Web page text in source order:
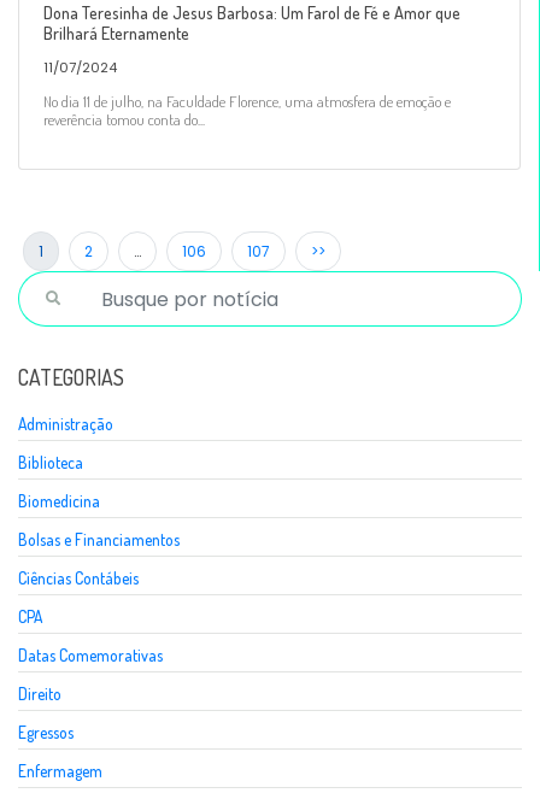
Dona Teresinha de Jesus Barbosa: Um Farol de Fé e Amor que
Brilhará Eternamente
11/07/2024
No dia 11 de julho, na Faculdade Florence, uma atmosfera de emoção e
reverência tomou conta do...
1 2 … 106 107 >>
CATEGORIAS
Administração
Biblioteca
Biomedicina
Bolsas e Financiamentos
Ciências Contábeis
CPA
Datas Comemorativas
Direito
Egressos
Enfermagem